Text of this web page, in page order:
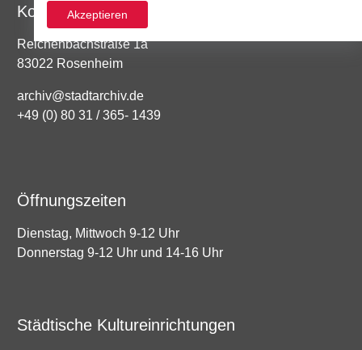
Akzeptieren
Kontakt
Reichenbachstraße 1a
83022 Rosenheim
archiv@stadtarchiv.de
+49 (0) 80 31 / 365- 1439
Öffnungszeiten
Dienstag, Mittwoch 9-12 Uhr
Donnerstag 9-12 Uhr und 14-16 Uhr
Städtische Kultureinrichtungen